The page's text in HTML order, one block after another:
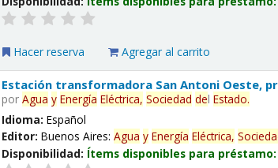
Hacer reserva Agregar al carrito
Estación transformadora San Antoni Oeste,
porAgua y Energía Eléctrica, Sociedad delEstado.
Idioma:Español
Editor:Buenos Aires:Agua y Energía Eléctrica,
Disponibilidad: Ítems disponibles para